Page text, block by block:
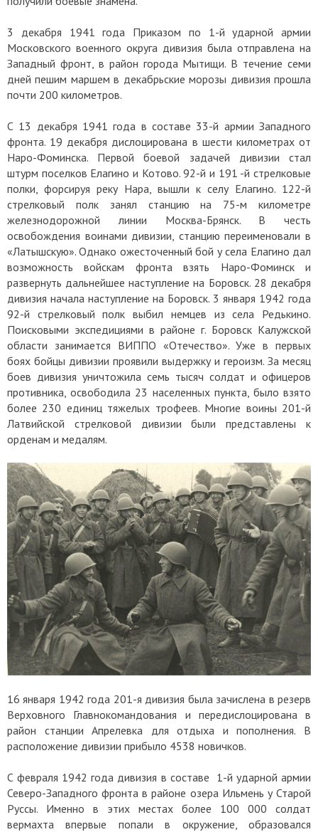
3 декабря 1941 года Приказом по 1-й ударной армии
Московского военного округа дивизия была отправлена на
Западный фронт, в район города Мытищи. В течение семи
дней пешим маршем в декабрьские морозы дивизия прошла
почти 200 километров.
С 13 декабря 1941 года в составе 33-й армии Западного
фронта. 19 декабря дислоцирована в шести километрах от
Наро-Фоминска. Первой боевой задачей дивизии стал
штурм поселков Елагино и Котово. 92-й и 191 -й стрелковые
полки, форсируя реку Нара, вышли к селу Елагино. 122-й
стрелковый полк занял станцию на 75-м километре
железнодорожной линии Москва-Брянск. В честь
освобождения воинами дивизии, станцию переименовали в
«Латышскую». Однако ожесточенный бой у села Елагино дал
возможность войскам фронта взять Наро-Фоминск и
развернуть дальнейшее наступление на Боровск. 28 декабря
дивизия начала наступление на Боровск. 3 января 1942 года
92-й стрелковый полк выбил немцев из села Редькино.
Поисковыми экспедициями в районе г. Боровск Калужской
области занимается ВИППО «Отечество». Уже в первых
боях бойцы дивизии проявили выдержку и героизм. За месяц
боев дивизия уничтожила семь тысяч солдат и офицеров
противника, освободила 23 населенных пункта, было взято
более 230 единиц тяжелых трофеев. Многие воины 201-й
Латвийской стрелковой дивизии были представлены к
орденам и медалям.
16 января 1942 года 201-я дивизия была зачислена в резерв
Верховного Главнокомандования и передислоцирована в
район станции Апрелевка для отдыха и пополнения. В
расположение дивизии прибыло 4538 новичков.
С февраля 1942 года дивизия в составе 1-й ударной армии
Северо-Западного фронта в районе озера Ильмень у Старой
Руссы. Именно в этих местах более 100 000 солдат
вермахта впервые попали в окружение, образовался